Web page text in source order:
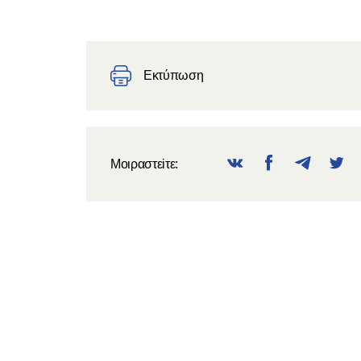
Εκτύπωση
Μοιραστεiτε: